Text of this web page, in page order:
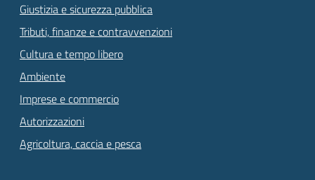
Giustizia e sicurezza pubblica
Tributi, finanze e contravvenzioni
Cultura e tempo libero
Ambiente
Imprese e commercio
Autorizzazioni
Agricoltura, caccia e pesca